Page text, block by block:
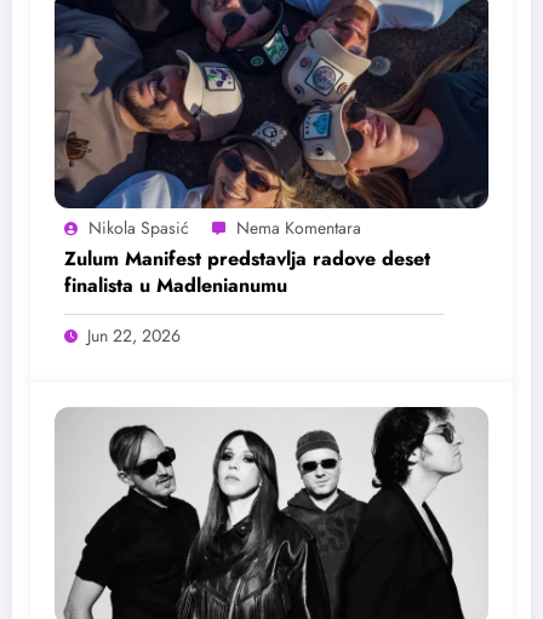
Nikola Spasić
Zulum Manifest predstavlja radove deset
finalista u Madlenianumu
Jun 22, 2026